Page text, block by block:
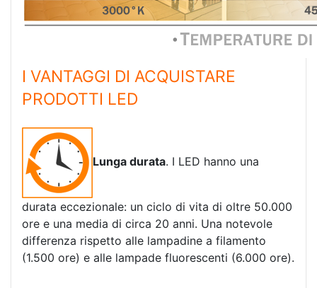
I VANTAGGI DI ACQUISTARE
PRODOTTI LED
Lunga durata. I LED hanno una
durata eccezionale: un ciclo di vita di oltre 50.000
ore e una media di circa 20 anni. Una notevole
differenza rispetto alle lampadine a filamento
(1.500 ore) e alle lampade fluorescenti (6.000 ore).